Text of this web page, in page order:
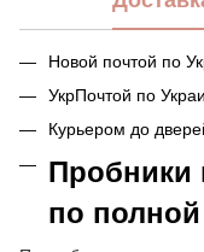
Новой почтой по
УкрПочтой по
Курьером до
Пробники
по